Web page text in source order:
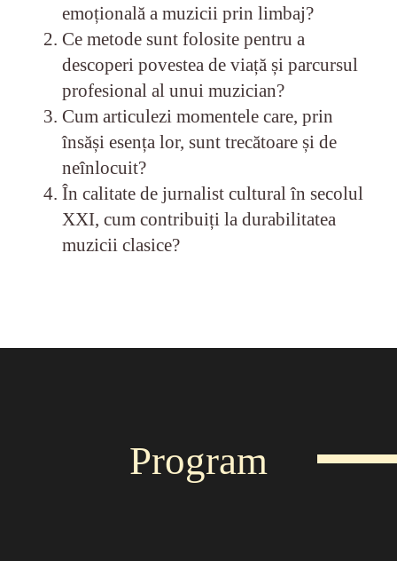
emoțională a muzicii prin limbaj?
Ce metode sunt folosite pentru a
descoperi povestea de viață și parcursul
profesional al unui muzician?
Cum articulezi momentele care, prin
însăși esența lor, sunt trecătoare și de
neînlocuit?
În calitate de jurnalist cultural în secolul
XXI, cum contribuiți la durabilitatea
muzicii clasice?
Program